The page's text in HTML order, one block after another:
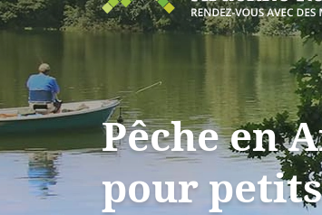
Pêche en
pour